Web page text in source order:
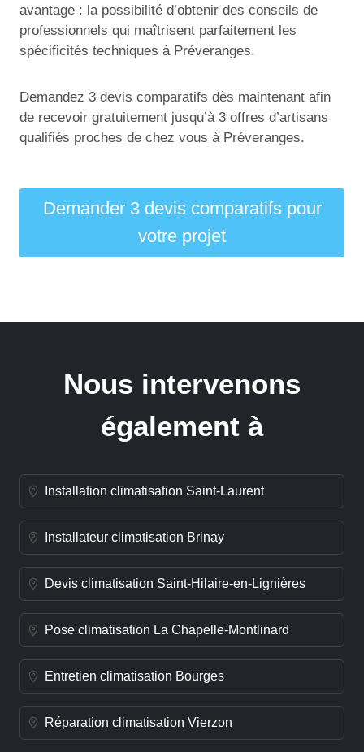
avantage : la possibilité d’obtenir des conseils de
professionnels qui maîtrisent parfaitement les
spécificités techniques à Préveranges.
Demandez 3 devis comparatifs dès maintenant afin
de recevoir gratuitement jusqu’à 3 offres d’artisans
qualifiés proches de chez vous à Préveranges.
Demander 3 devis comparatifs pour
votre projet
Nous intervenons
également à
Installation climatisation Saint-Laurent
Installateur climatisation Brinay
Devis climatisation Saint-Hilaire-en-Lignières
Pose climatisation La Chapelle-Montlinard
Entretien climatisation Bourges
Réparation climatisation Vierzon